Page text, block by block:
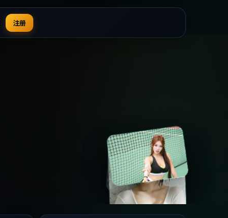
注册